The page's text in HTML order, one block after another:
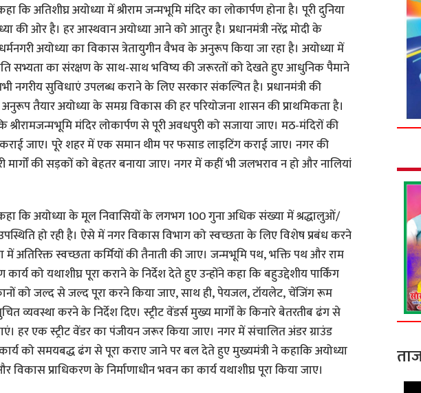
कि अतिशीघ्र अयोध्या में श्रीराम जन्मभूमि मंदिर का लोकार्पण होना है। पूरी दुनिया
की ओर है। हर आस्थवान अयोध्या आने को आतुर है। प्रधानमंत्री नरेंद्र मोदी के
अयोध्या का विकास त्रेतायुगीन वैभव के अनुरूप किया जा रहा है। अयोध्या में
सभ्यता का संरक्षण के साथ-साथ भविष्य की जरूरतों को देखते हुए आधुनिक पैमाने
नगरीय सुविधाएं उपलब्ध कराने के लिए सरकार संकल्पित है। प्रधानमंत्री की
तैयार अयोध्या के समग्र विकास की हर परियोजना शासन की प्राथमिकता है।
श्रीरामजन्मभूमि मंदिर लोकार्पण से पूरी अवधपुरी को सजाया जाए। मठ-मंदिरों की
जाए। पूरे शहर में एक समान थीम पर फसाड लाइटिंग कराई जाए। नगर की
मार्गों की सड़कों को बेहतर बनाया जाए। नगर में कहीं भी जलभराव न हो और नालियां
कि अयोध्या के मूल निवासियों के लगभग 100 गुना अधिक संख्या में श्रद्धालुओं/
हो रही है। ऐसे में नगर विकास विभाग को स्वच्छता के लिए विशेष प्रबंध करने
में अतिरिक्त स्वच्छता कर्मियों की तैनाती की जाए। जन्मभूमि पथ, भक्ति पथ और राम
कार्य को यथाशीघ्र पूरा कराने के निर्देश देते हुए उन्होंने कहा कि बहुउद्देशीय पार्किंग
को जल्द से जल्द पूरा करने किया जाए, साथ ही, पेयजल, टॉयलेट, चेंजिंग रूम
व्यवस्था करने के निर्देश दिए। स्ट्रीट वेंडर्स मुख्य मार्गों के किनारे बेतरतीब ढंग से
हर एक स्ट्रीट वेंडर का पंजीयन जरूर किया जाए। नगर में संचालित अंडर ग्राउंड
को समयबद्ध ढंग से पूरा कराए जाने पर बल देते हुए मुख्यमंत्री ने कहाकि अयोध्या
विकास प्राधिकरण के निर्माणाधीन भवन का कार्य यथाशीघ्र पूरा किया जाए।